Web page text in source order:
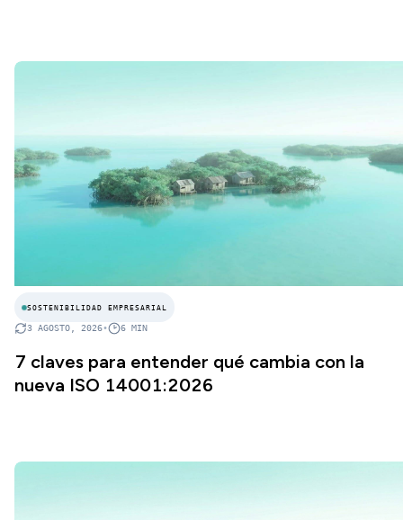
SOSTENIBILIDAD EMPRESARIAL
3 AGOSTO, 2026• 6 MIN
7 claves para entender qué cambia con la
nueva ISO 14001:2026